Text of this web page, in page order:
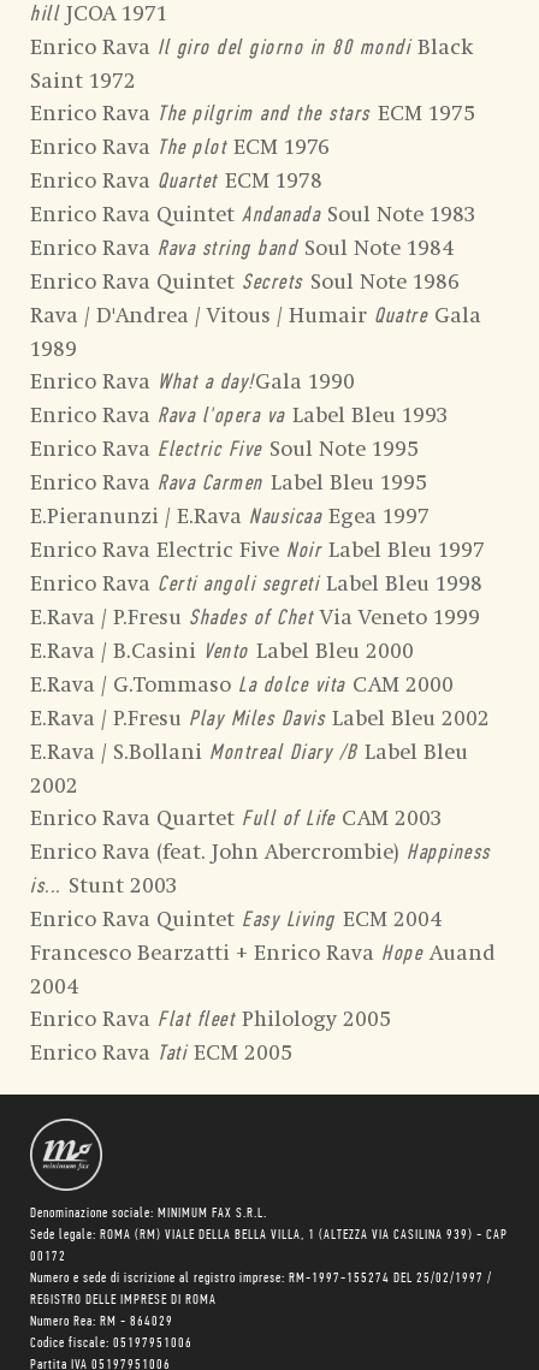
hillJCOA 1971
Enrico Rava Il giro del giorno in 80 mondiBlack
Saint 1972
Enrico Rava The pilgrim and the starsECM 1975
Enrico Rava The plotECM 1976
Enrico Rava QuartetECM 1978
Enrico Rava Quintet AndanadaSoul Note 1983
Enrico Rava Rava string bandSoul Note 1984
Enrico Rava Quintet SecretsSoul Note 1986
Rava / D'Andrea / Vitous / Humair QuatreGala
1989
Enrico Rava What a day!Gala 1990
Enrico Rava Rava l'opera vaLabel Bleu 1993
Enrico Rava Electric FiveSoul Note 1995
Enrico Rava Rava Carmen Label Bleu 1995
E.Pieranunzi / E.Rava NausicaaEgea 1997
Enrico Rava Electric Five NoirLabel Bleu 1997
Enrico Rava Certi angoli segretiLabel Bleu 1998
E.Rava / P.Fresu Shades of ChetVia Veneto 1999
E.Rava / B.Casini Vento Label Bleu 2000
E.Rava / G.Tommaso La dolce vitaCAM 2000
E.Rava / P.Fresu Play Miles DavisLabel Bleu 2002
E.Rava / S.Bollani Montreal Diary /BLabel Bleu
2002
Enrico Rava Quartet Full of LifeCAM 2003
Enrico Rava (feat. John Abercrombie) Happiness
is... Stunt 2003
Enrico Rava Quintet Easy Living ECM 2004
Francesco Bearzatti + Enrico Rava HopeAuand
2004
Enrico Rava Flat fleetPhilology 2005
Enrico Rava TatiECM 2005
Denominazione sociale: MINIMUM FAX S.R.L.
Sede legale: ROMA (RM) VIALE DELLA BELLA VILLA, 1 (ALTEZZA VIA CASILINA 939) - CAP
00172
Numero e sede di iscrizione al registro imprese: RM-1997-155274 DEL 25/02/1997 /
REGISTRO DELLE IMPRESE DI ROMA
Numero Rea: RM - 864029
Codice fiscale: 05197951006
Partita IVA 05197951006